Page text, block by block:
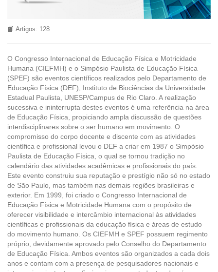
Artigos: 128
O Congresso Internacional de Educação Física e Motricidade
Humana (CIEFMH) e o Simpósio Paulista de Educação Física
(SPEF) são eventos científicos realizados pelo Departamento de
Educação Física (DEF), Instituto de Biociências da Universidade
Estadual Paulista, UNESP/Campus de Rio Claro. A realização
sucessiva e ininterrupta destes eventos é uma referência na área
de Educação Física, propiciando ampla discussão de questões
interdisciplinares sobre o ser humano em movimento. O
compromisso do corpo docente e discente com as atividades
científica e profissional levou o DEF a criar em 1987 o Simpósio
Paulista de Educação Física, o qual se tornou tradição no
calendário das atividades acadêmicas e profissionais do país.
Este evento construiu sua reputação e prestígio não só no estado
de São Paulo, mas também nas demais regiões brasileiras e
exterior. Em 1999, foi criado o Congresso Internacional de
Educação Física e Motricidade Humana com o propósito de
oferecer visibilidade e intercâmbio internacional às atividades
científicas e profissionais da educação física e áreas de estudo
do movimento humano. Os CIEFMH e SPEF possuem regimento
próprio, devidamente aprovado pelo Conselho do Departamento
de Educação Física. Ambos eventos são organizados a cada dois
anos e contam com a presença de pesquisadores nacionais e